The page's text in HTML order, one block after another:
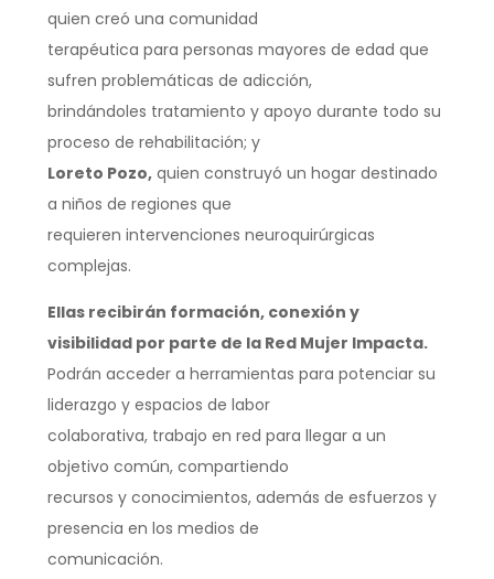
quien creó una comunidad
terapéutica para personas mayores de edad que
sufren problemáticas de adicción,
brindándoles tratamiento y apoyo durante todo su
proceso de rehabilitación; y
Loreto Pozo, quien construyó un hogar destinado
a niños de regiones que
requieren intervenciones neuroquirúrgicas
complejas.
Ellas recibirán formación, conexión y
visibilidad por parte de la Red Mujer Impacta.
Podrán acceder a herramientas para potenciar su
liderazgo y espacios de labor
colaborativa, trabajo en red para llegar a un
objetivo común, compartiendo
recursos y conocimientos, además de esfuerzos y
presencia en los medios de
comunicación.